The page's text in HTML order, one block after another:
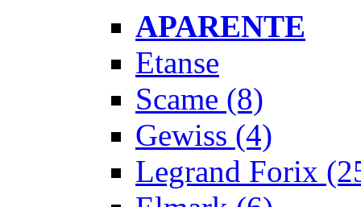
APARENTE
Etanse
Scame (8)
Gewiss (4)
Legrand Forix